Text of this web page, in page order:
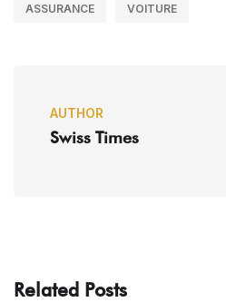
ASSURANCE VOITURE
AUTHOR
Swiss Times
Related Posts